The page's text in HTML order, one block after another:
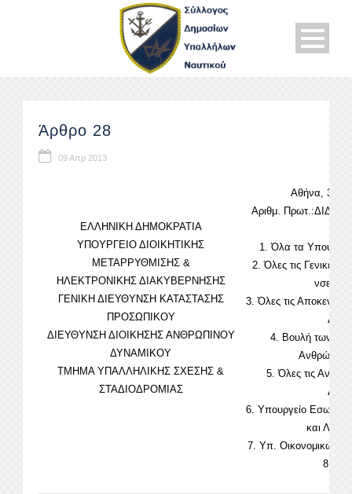
Άρθρο 28
09 Απρ 2013
ΕΛΛΗΝΙΚΗ ΔΗΜΟΚΡΑΤΙΑ
ΥΠΟΥΡΓΕΙΟ ΔΙΟΙΚΗΤΙΚΗΣ
ΜΕΤΑΡΡΥΘΜΙΣΗΣ &
ΗΛΕΚΤΡΟΝΙΚΗΣ ΔΙΑΚΥΒΕΡΝΗΣΗΣ
ΓΕΝΙΚΗ ΔΙΕΥΘΥΝΣΗ ΚΑΤΑΣΤΑΣΗΣ
ΠΡΟΣΩΠΙΚΟΥ
ΔΙΕΥΘΥΝΣΗ ΔΙΟΙΚΗΣΗΣ ΑΝΘΡΩΠΙΝΟΥ
ΔΥΝΑΜΙΚΟΥ
ΤΜΗΜΑ ΥΠΑΛΛΗΛΙΚΗΣ ΣΧΕΣΗΣ &
ΣΤΑΔΙΟΔΡΟΜΙΑΣ
Αθήνα, 31
Αριθμ. Πρωτ.:ΔΙΔΑΔ/
1. Όλα τα
2. Όλες τις Γενικές &
νσεις
3. Όλες τις
4. Βουλή των
5. Όλες τις
6. Υπουργείο
και
7. Υπ. Οικονομικών-
8.